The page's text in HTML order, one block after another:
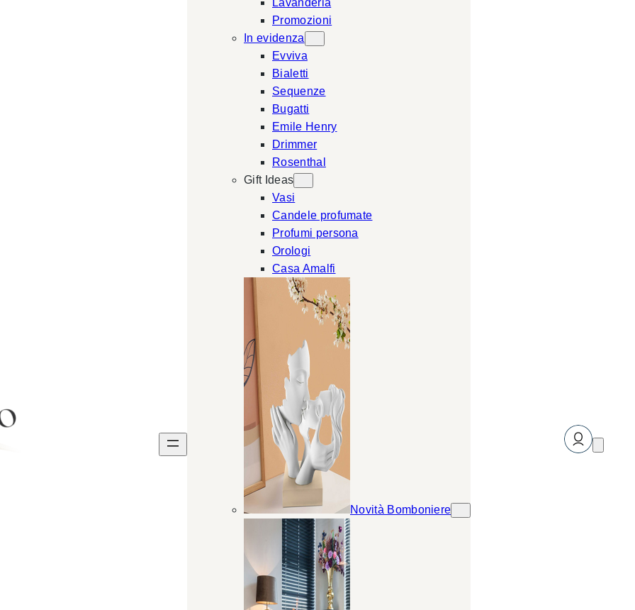
Promozioni
In evidenza
Evviva
Bialetti
Sequenze
Bugatti
Emile Henry
Drimmer
Rosenthal
Gift Ideas
Vasi
Candele profumate
Profumi persona
Orologi
Casa Amalfi
Novità Bomboniere